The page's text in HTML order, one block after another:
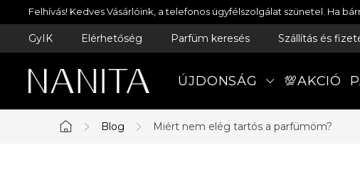
Ugrás
a
Felhívás! Kedves Vásárlóink, a telefonos ügyfélszolgálat szünetel. Ha
GyIK Elérhetőség Parfüm keresés Szállítás és
ÚJDONSÁG 💯AKCIÓ
Kezdőlap
Blog Miért nem elég tartós a parfümöm?